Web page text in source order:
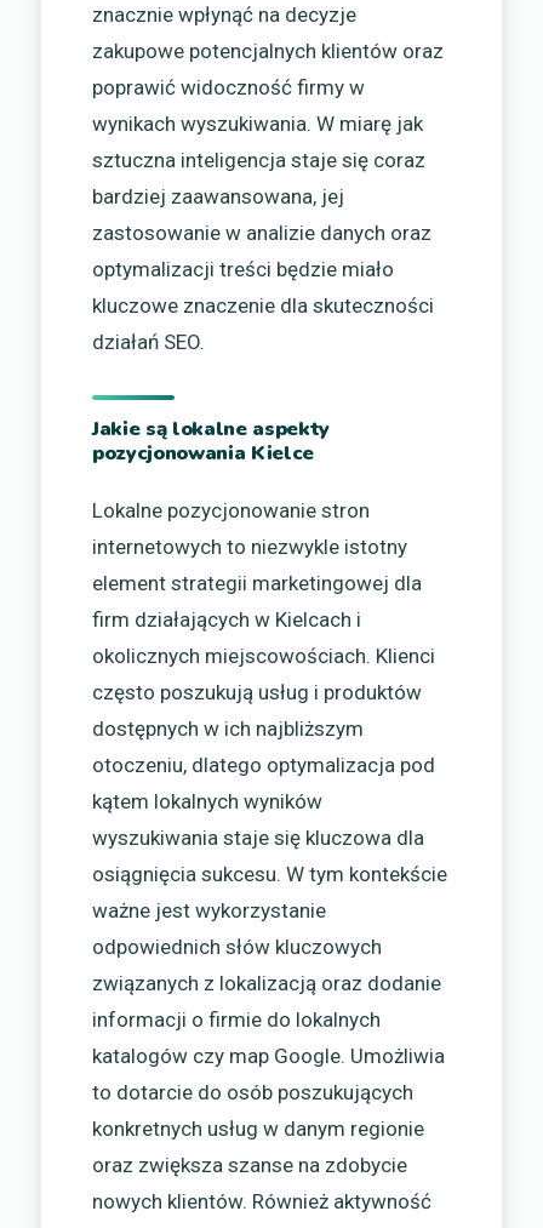
znacznie wpłynąć na decyzje
zakupowe potencjalnych klientów oraz
poprawić widoczność firmy w
wynikach wyszukiwania. W miarę jak
sztuczna inteligencja staje się coraz
bardziej zaawansowana, jej
zastosowanie w analizie danych oraz
optymalizacji treści będzie miało
kluczowe znaczenie dla skuteczności
działań SEO.
Jakie są lokalne aspekty
pozycjonowania Kielce
Lokalne pozycjonowanie stron
internetowych to niezwykle istotny
element strategii marketingowej dla
firm działających w Kielcach i
okolicznych miejscowościach. Klienci
często poszukują usług i produktów
dostępnych w ich najbliższym
otoczeniu, dlatego optymalizacja pod
kątem lokalnych wyników
wyszukiwania staje się kluczowa dla
osiągnięcia sukcesu. W tym kontekście
ważne jest wykorzystanie
odpowiednich słów kluczowych
związanych z lokalizacją oraz dodanie
informacji o firmie do lokalnych
katalogów czy map Google. Umożliwia
to dotarcie do osób poszukujących
konkretnych usług w danym regionie
oraz zwiększa szanse na zdobycie
nowych klientów. Również aktywność